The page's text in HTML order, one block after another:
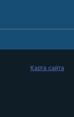
Карта сайта